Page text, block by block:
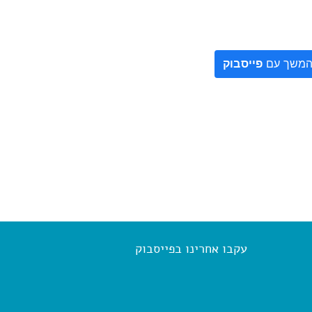
המשך עם פייסבוק
עקבו אחרינו בפייסבוק